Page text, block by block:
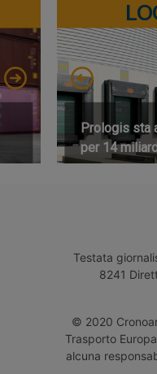
Prologis sta
per 14
Testata
8241
© 2020
Trasporto
alcuna